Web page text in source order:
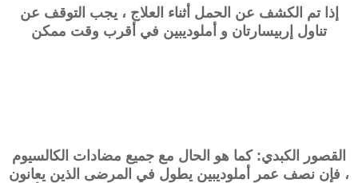
إذا تم الكشف عن الحمل أثناء العلاج ، يجب التوقف عن
تناول إربيسارتان و أملوديبين في أقرب وقت ممكن
القصور الكبدي: كما هو الحال مع جميع مضادات الكالسيوم
، فإن نصف عمر أملوديبين يطول في المرضى الذين يعانون